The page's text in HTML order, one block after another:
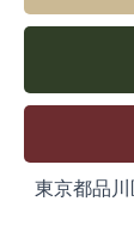
東京都品